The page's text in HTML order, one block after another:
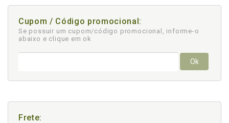
Cupom / Código promocional:
Se possuir um cupom/código promocional, informe-o
abaixo e clique em ok
Ok
Frete: